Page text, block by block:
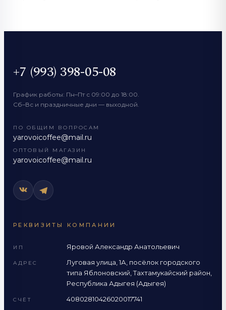
+7 (993) 398-05-08
График работы: Пн–Пт с 09:00 до 18:00.
Сб–Вс и праздничные дни — выходной.
ПО ОБЩИМ ВОПРОСАМ
yarovoicoffee@mail.ru
ОПТОВЫЙ МАГАЗИН
yarovoicoffee@mail.ru
РЕКВИЗИТЫ КОМПАНИИ
ИП Яровой Александр Анатольевич
АДРЕС
Луговая улица, 1А, посёлок городского
типа Яблоновский, Тахтамукайский район,
Республика Адыгея (Адыгея)
СЧЁТ 40802810426020017741